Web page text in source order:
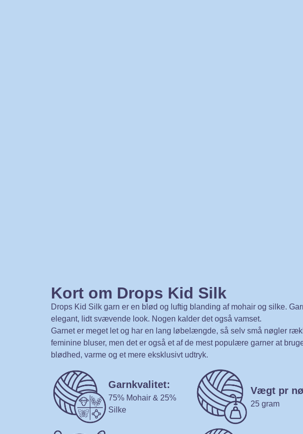
Kort om Drops Kid Silk
Drops Kid Silk garn er en blød og luftig blanding af mohair og silke.
elegant, lidt svævende look. Nogen kalder det også vamset.
Garnet er meget let og har en lang løbelængde, så selv små nøgler
feminine bluser, men det er også et af de mest populære garner at
blødhed, varme og et mere eksklusivt udtryk.
Garnkvalitet:
75% Mohair & 25%
Silke
Vægt pr
25 gram